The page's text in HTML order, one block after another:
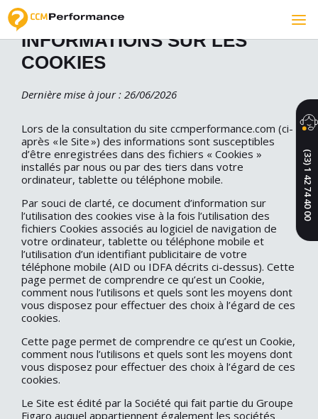
(33) 1 42 74 40 00
INFORMATIONS SUR LES
COOKIES
Dernière mise à jour : 26/06/2026
Lors de la consultation du site ccmperformance.com (ci-
après « le Site ») des informations sont susceptibles
d’être enregistrées dans des fichiers « Cookies »
installés par nous ou par des tiers dans votre
ordinateur, tablette ou téléphone mobile.
Par souci de clarté, ce document d’information sur
l’utilisation des cookies vise à la fois l’utilisation des
fichiers Cookies associés au logiciel de navigation de
votre ordinateur, tablette ou téléphone mobile et
l’utilisation d’un identifiant publicitaire de votre
téléphone mobile (AID ou IDFA décrits ci-dessus). Cette
page permet de comprendre ce qu’est un Cookie,
comment nous l’utilisons et quels sont les moyens dont
vous disposez pour effectuer des choix à l’égard de ces
cookies.
Cette page permet de comprendre ce qu’est un Cookie,
comment nous l’utilisons et quels sont les moyens dont
vous disposez pour effectuer des choix à l’égard de ces
cookies.
Le Site est édité par la Société qui fait partie du Groupe
Figaro auquel appartiennent également les sociétés